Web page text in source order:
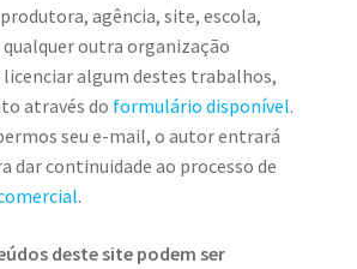
agência, site, escola,
qualquer outra organização
algum destes trabalhos,
através do formulário disponível.
seu e-mail, o autor entrará
dar continuidade ao processo de
.
deste site podem ser